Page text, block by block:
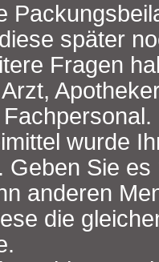
später
Fragen
wurde
Geben Sie es
anderen
die